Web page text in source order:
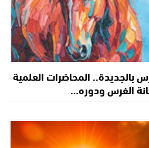
الفرس بالجديدة.. المحاضرات العلمية
الفرس ودوره…